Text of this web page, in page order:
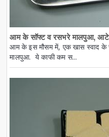
आम के सॉफ्ट व रसभरे मालपुआ,
आम के इस मौसम में, एक खास स्वाद
मालपुआ. ये काफी कम स...